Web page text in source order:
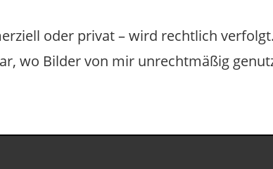
oder privat – wird rechtlich
wo Bilder von mir unrechtmäßig